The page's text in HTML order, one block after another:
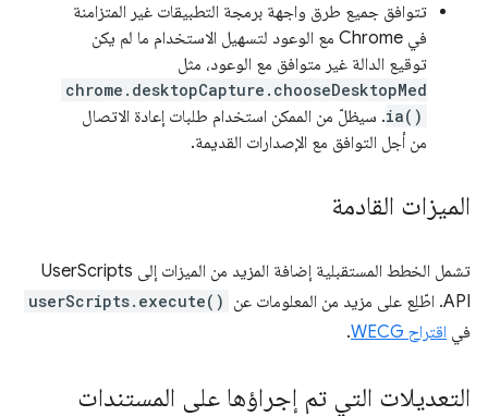
تتوافق جميع طرق واجهة برمجة التطبيقات غير المتزامنة
في Chrome مع الوعود لتسهيل الاستخدام ما لم يكن
توقيع الدالة غير متوافق مع الوعود، مثل
chrome.desktopCapture.chooseDesktopMed
ia(). سيظلّ من الممكن استخدام طلبات إعادة الاتصال
من أجل التوافق مع الإصدارات القديمة.
الميزات القادمة
تشمل الخطط المستقبلية إضافة المزيد من الميزات إلى UserScripts
API. اطّلِع على مزيد من المعلومات عن
userScripts.execute()
في اقتراح WECG .
التعديلات التي تم إجراؤها على المستندات